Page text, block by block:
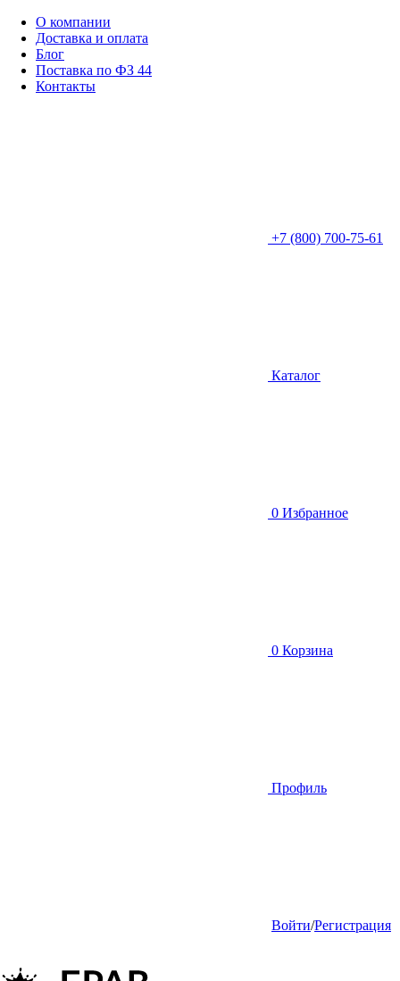
О компании
Доставка и оплата
Блог
Поставка по ФЗ 44
Контакты
+7 (800) 700-75-61
Каталог
0 Избранное
0 Корзина
Профиль
Войти/Регистрация